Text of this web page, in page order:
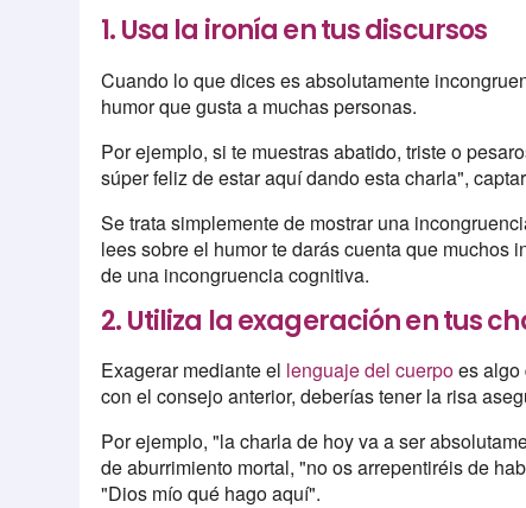
1. Usa la ironía en tus discursos
Cuando lo que dices es absolutamente
humor que gusta a muchas personas.
Por ejemplo, si te muestras abatido, triste o
súper feliz de estar aquí dando esta charla",
Se trata simplemente de mostrar una
lees sobre el humor te darás cuenta que
de una incongruencia cognitiva.
2. Utiliza la exageración en tus
Exagerar mediante el lenguaje del cuerpoes algo
con el consejo anterior, deberías tener la risa
Por ejemplo, "la charla de hoy va a ser
de aburrimiento mortal, "no os arrepentiréis de
"Dios mío qué hago aquí".